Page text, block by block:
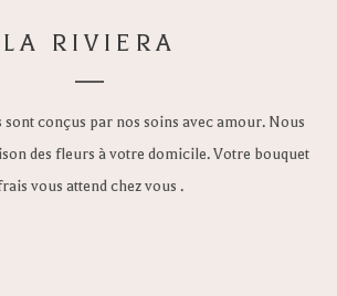
LA RIVIERA
sont conçus par nos soins avec amour. Nous
des fleurs à votre domicile. Votre bouquet
vous attend chez vous .